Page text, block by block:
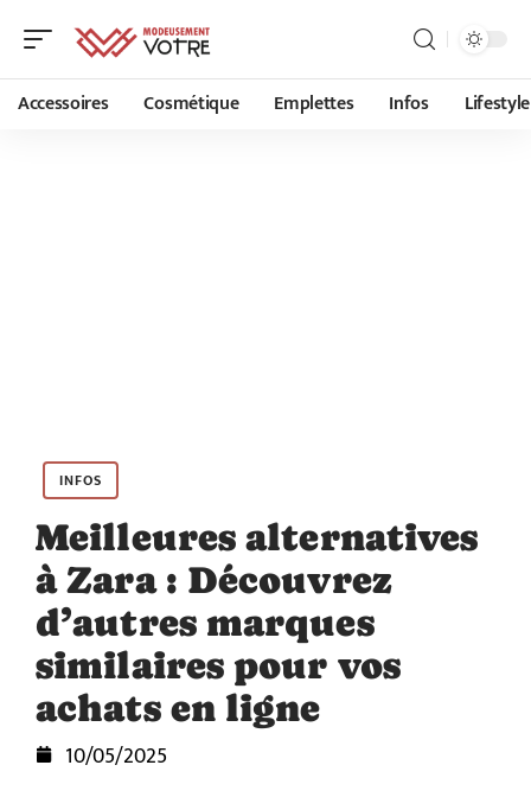
Accessoires Cosmétique Emplettes Infos Lifestyle
INFOS
Meilleures alternatives
à Zara : Découvrez
d’autres marques
similaires pour vos
achats en ligne
10/05/2025